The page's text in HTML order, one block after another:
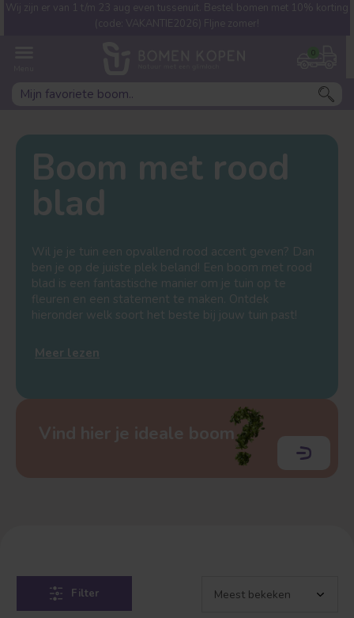
0
Wij zijn er van 1 t/m 23 aug even tussenuit. Bestel bomen met 10% korting
(code: VAKANTIE2026) FIjne zomer!
Boom met rood
blad
Wil je je tuin een opvallend rood accent geven? Dan
ben je op de juiste plek beland! Een boom met rood
blad is een fantastische manier om je tuin op te
fleuren en een statement te maken. Ontdek
hieronder welk soort het beste bij jouw tuin past!
Meer lezen
Filter
Welke boom ben jij naar op